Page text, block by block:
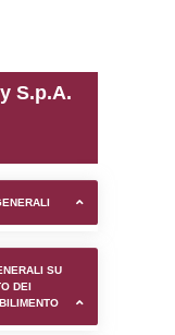
`userlevelid`,